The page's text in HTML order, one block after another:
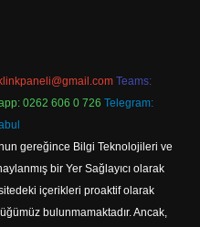
Teams:
0262 606 0 726 Telegram:
gereğince Bilgi Teknolojileri ve
bir Yer Sağlayıcı olarak
içerikleri proaktif olarak
bulunmamaktadır. Ancak,